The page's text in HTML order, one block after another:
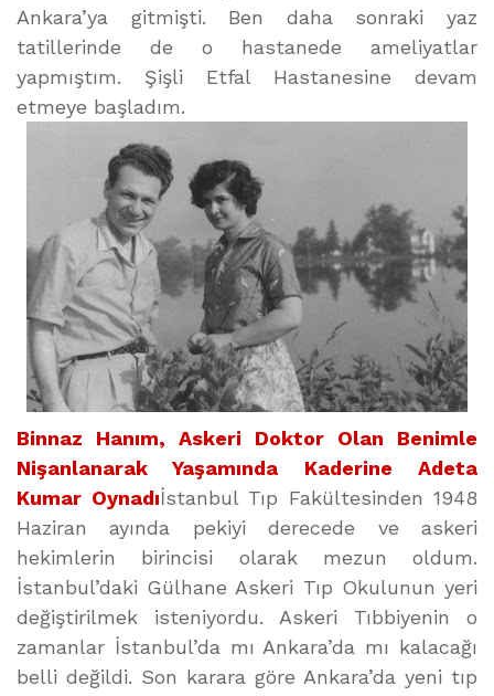
Ankara’ya gitmişti. Ben daha sonraki yaz
tatillerinde de o hastanede ameliyatlar
yapmıştım. Şişli Etfal Hastanesine devam
etmeye başladım.
Binnaz Hanım, Askeri Doktor Olan Benimle
Nişanlanarak Yaşamında Kaderine Adeta
Kumar Oynadıİstanbul Tıp Fakültesinden 1948
Haziran ayında pekiyi derecede ve askeri
hekimlerin birincisi olarak mezun oldum.
İstanbul’daki Gülhane Askeri Tıp Okulunun yeri
değiştirilmek isteniyordu. Askeri Tıbbiyenin o
zamanlar İstanbul’da mı Ankara’da mı kalacağı
belli değildi. Son karara göre Ankara’da yeni tıp